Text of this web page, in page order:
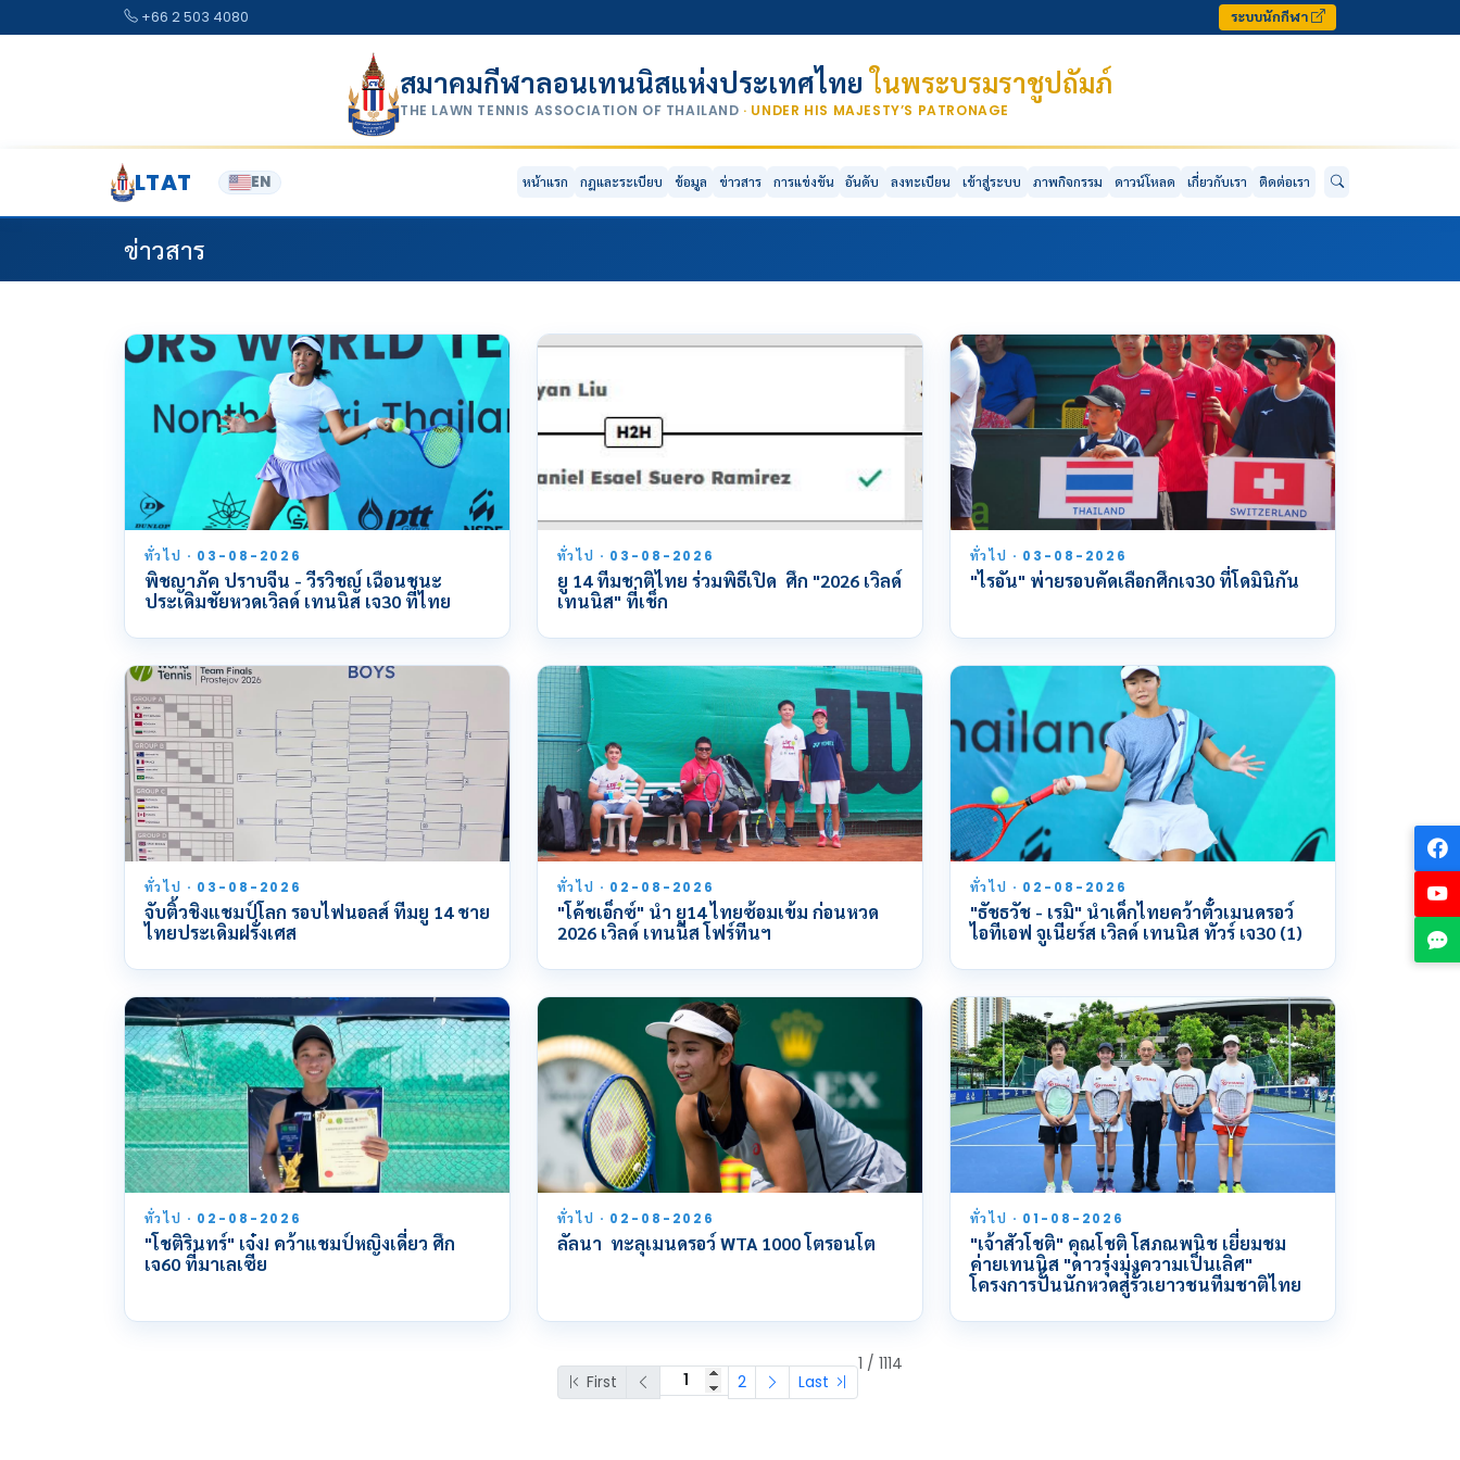
+66 2 503 4080 ระบบนักกีฬา
สมาคมกีฬาลอนเทนนิสแห่งประเทศไทยในพระบรมราชูปถัมภ์
THE LAWN TENNIS ASSOCIATION OF THAILAND · UNDER HIS MAJESTY’S PATRONAGE
LTAT EN หน้าแรก กฎและระเบียบ ข้อมูล ข่าวสาร การแข่งขัน อันดับ ลงทะเบียน เข้าสู่ระบบ ภาพกิจกรรม ดาวน์โหลด เกี่ยวกับเรา ติดต่อเรา
ข่าวสาร
ทั่วไป · 03-08-2026
พิชญาภัค ปราบจีน - วีรวิชญ์ เฉือนชนะ
ประเดิมชัยหวดเวิลด์ เทนนิส เจ30 ที่ไทย
ทั่วไป · 03-08-2026
ยู 14 ทีมชาติไทย ร่วมพิธีเปิด ศึก "2026 เวิลด์
เทนนิส" ที่เช็ก
ทั่วไป · 03-08-2026
"ไรอัน" พ่ายรอบคัดเลือกศึกเจ30 ที่โดมินิกัน
ทั่วไป · 03-08-2026
จับติ้วชิงแชมป์โลก รอบไฟนอลส์ ทีมยู 14 ชาย
ไทยประเดิมฝรั่งเศส
ทั่วไป · 02-08-2026
"โค้ชเอ็กซ์" นำ ยู14 ไทยซ้อมเข้ม ก่อนหวด
2026 เวิลด์ เทนนิส โฟร์ทีนฯ
ทั่วไป · 02-08-2026
"ธัชธวัช - เรมิ" นำเด็กไทยคว้าตั๋วเมนดรอว์
ไอทีเอฟ จูเนียร์ส เวิลด์ เทนนิส ทัวร์ เจ30 (1)
ทั่วไป · 02-08-2026
"โชติรินทร์" เจ๋ง! คว้าแชมป์หญิงเดี่ยว ศึก
เจ60 ที่มาเลเซีย
ทั่วไป · 02-08-2026
ลัลนา ทะลุเมนดรอว์ WTA 1000 โตรอนโต
ทั่วไป · 01-08-2026
"เจ้าสัวโชติ" คุณโชติ โสภณพนิช เยี่ยมชม
ค่ายเทนนิส "ดาวรุ่งมุ่งความเป็นเลิศ"
โครงการปั้นนักหวดสู่รั้วเยาวชนทีมชาติไทย
First 2 Last
1 / 1114